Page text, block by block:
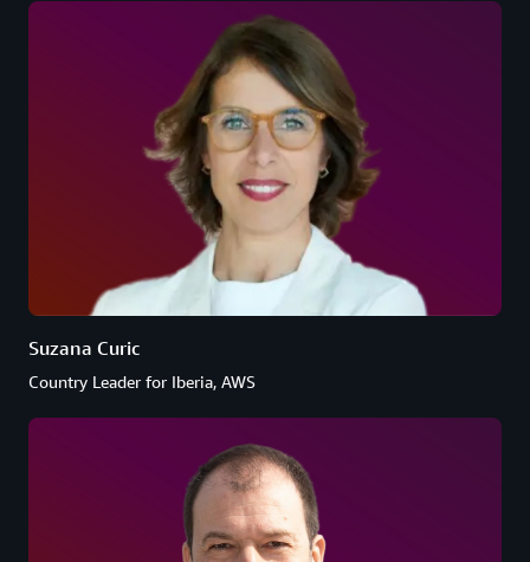
Suzana Curic
Country Leader for Iberia, AWS